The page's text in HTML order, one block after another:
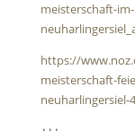
meisterschaft-
https://
meisterschaft-
neuharlingersiel-